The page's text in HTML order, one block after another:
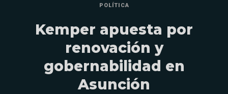
POLÍTICA
Kemper apuesta por
renovación y
gobernabilidad en
Asunción